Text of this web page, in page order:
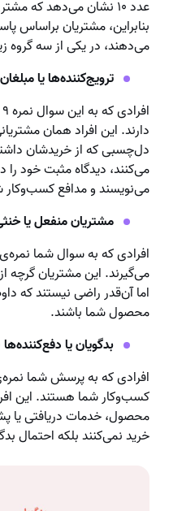
عدد ۱۰ نشان می‌دهد که
بنابراین، مشتریان براساس
می‌دهند، در یکی از سه گروه
ترویج‌کننده‌ها یا
دارند. این افراد همان
دل‌چسبی که از خریدشان
می‌کنند، دیدگاه مثبت خود
می‌نویسند و مدافع
مشتریان منفعل یا
می‌گیرند. این مشتریان گرچه
اما آن‌قدر راضی نیستند که
محصول شما باشند.
بدگویان یا
کسب‌وکار شما هستند. این
محصول، خدمات دریافتی یا
خرید نمی‌کنند بلکه احتمال